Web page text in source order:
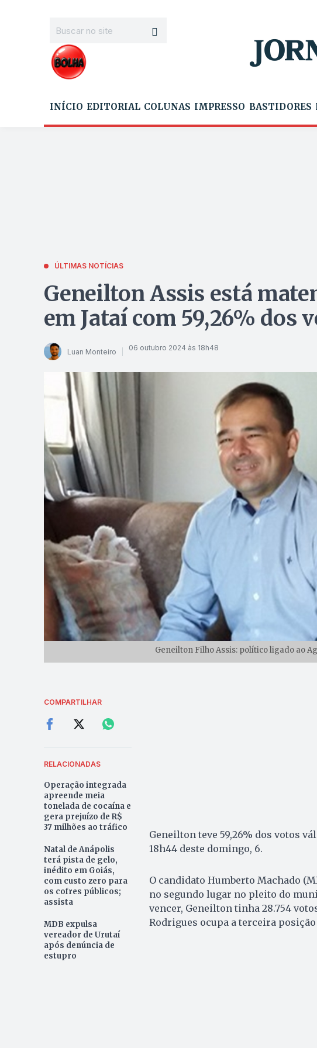
INÍCIO EDITORIAL COLUNAS IMPRESSO BASTIDORES
ÚLTIMAS NOTÍCIAS
Geneilton Assis está
em Jataí com 59,26% dos
Luan Monteiro 06 outubro 2024 às 18h48
Geneilton Filho Assis: político ligado ao
COMPARTILHAR
RELACIONADAS
Operação integrada
apreende meia
tonelada de cocaína e
gera prejuízo de R$
37 milhões ao tráfico
Natal de Anápolis
terá pista de gelo,
inédito em Goiás,
com custo zero para
os cofres públicos;
assista
MDB expulsa
vereador de Urutaí
após denúncia de
estupro
Geneilton teve 59,26% dos votos
18h44 deste domingo, 6.
O candidato Humberto Machado
no segundo lugar no pleito do
vencer, Geneilton tinha 28.754
Rodrigues ocupa a terceira